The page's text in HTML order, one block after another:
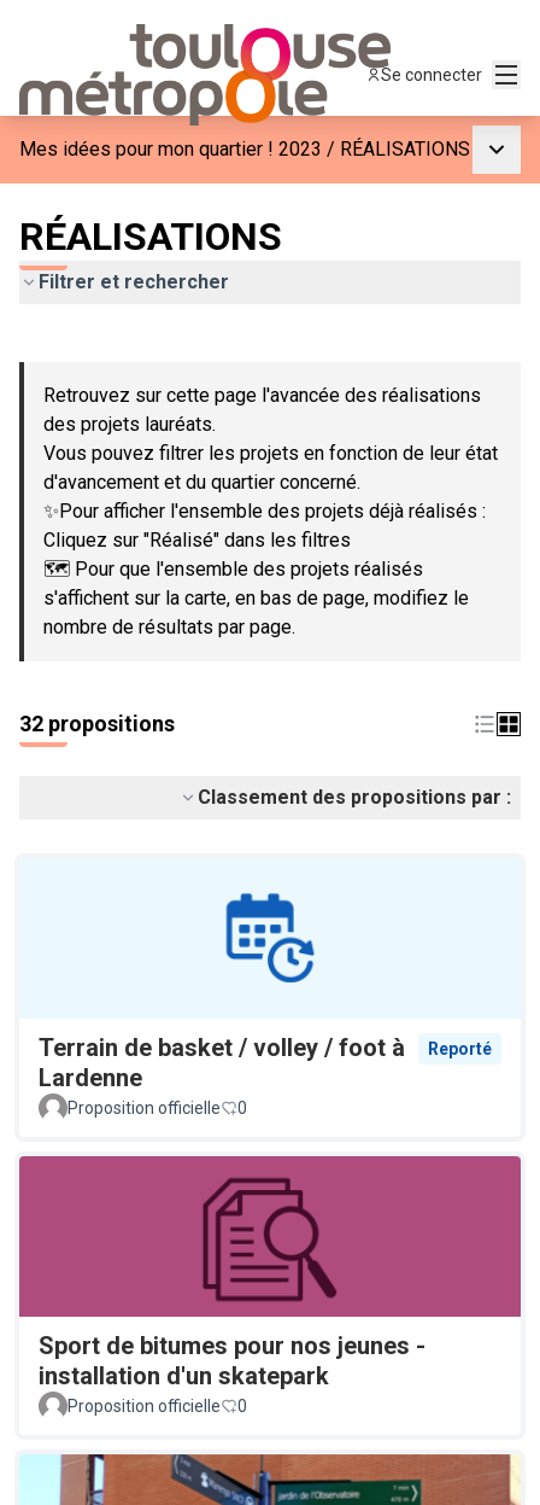
Se connecter
Mes idées pour mon quartier ! 2023 / RÉALISATIONS
RÉALISATIONS
Filtrer et rechercher
−
Retrouvez sur cette page l'avancée des réalisations
des projets lauréats.
Vous pouvez filtrer les projets en fonction de leur état
d'avancement et du quartier concerné.
✨Pour afficher l'ensemble des projets déjà réalisés :
Cliquez sur "Réalisé" dans les filtres
🗺️ Pour que l'ensemble des projets réalisés
s'affichent sur la carte, en bas de page, modifiez le
nombre de résultats par page.
32 propositions
Classement des propositions par :
Terrain de basket / volley / foot à
Lardenne
Reporté
Proposition officielle 0
Sport de bitumes pour nos jeunes -
installation d'un skatepark
Proposition officielle 0